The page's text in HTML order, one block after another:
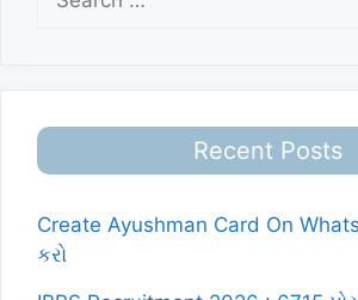
for:
Recent Posts
Create Ayushman Card On
કરો